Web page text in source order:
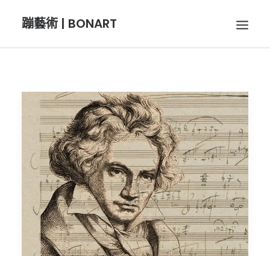
蹦藝術 | BONART
BON呼吸
BON攝影
BON插畫
BON旅行